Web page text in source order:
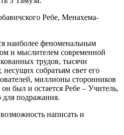
Ребе, Менахема-
наиболее феноменальным
и мыслителем современной
трудов, тысячи
собратьям свет его
миллионы сторонников
был и остается Ребе – Учитель,
подражания.
написать и